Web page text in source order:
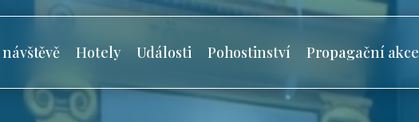
Hotely Události Pohostinství Propagační akce